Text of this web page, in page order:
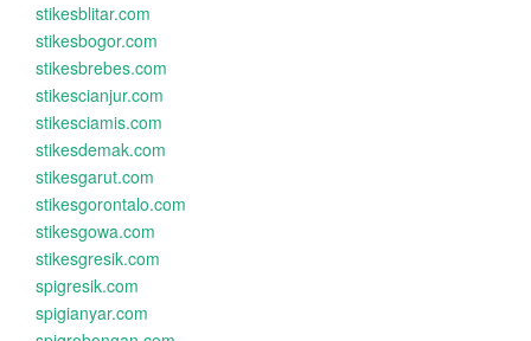
stikesblitar.com
stikesbogor.com
stikesbrebes.com
stikescianjur.com
stikesciamis.com
stikesdemak.com
stikesgarut.com
stikesgorontalo.com
stikesgowa.com
stikesgresik.com
spigresik.com
spigianyar.com